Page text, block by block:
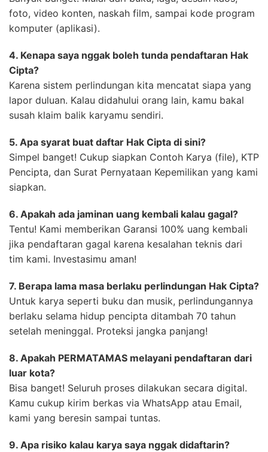
foto, video konten, naskah film, sampai kode program
komputer (aplikasi).
4. Kenapa saya nggak boleh tunda pendaftaran Hak
Cipta?
Karena sistem perlindungan kita mencatat siapa yang
lapor duluan. Kalau didahului orang lain, kamu bakal
susah klaim balik karyamu sendiri.
5. Apa syarat buat daftar Hak Cipta di sini?
Simpel banget! Cukup siapkan Contoh Karya (file), KTP
Pencipta, dan Surat Pernyataan Kepemilikan yang kami
siapkan.
6. Apakah ada jaminan uang kembali kalau gagal?
Tentu! Kami memberikan Garansi 100% uang kembali
jika pendaftaran gagal karena kesalahan teknis dari
tim kami. Investasimu aman!
7. Berapa lama masa berlaku perlindungan Hak Cipta?
Untuk karya seperti buku dan musik, perlindungannya
berlaku selama hidup pencipta ditambah 70 tahun
setelah meninggal. Proteksi jangka panjang!
8. Apakah PERMATAMAS melayani pendaftaran dari
luar kota?
Bisa banget! Seluruh proses dilakukan secara digital.
Kamu cukup kirim berkas via WhatsApp atau Email,
kami yang beresin sampai tuntas.
9. Apa risiko kalau karya saya nggak didaftarin?